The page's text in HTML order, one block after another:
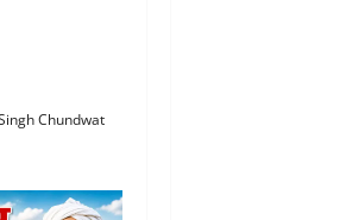
Chundwat